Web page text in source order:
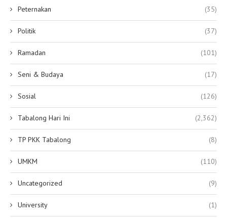
Peternakan (35)
Politik (37)
Ramadan (101)
Seni & Budaya (17)
Sosial (126)
Tabalong Hari Ini (2,362)
TP PKK Tabalong (8)
UMKM (110)
Uncategorized (9)
University (1)